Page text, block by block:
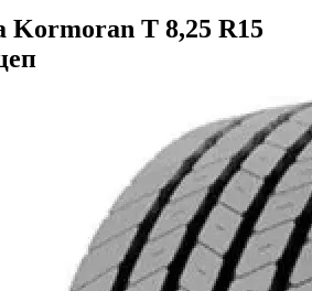
Kormoran T 8,25 R15